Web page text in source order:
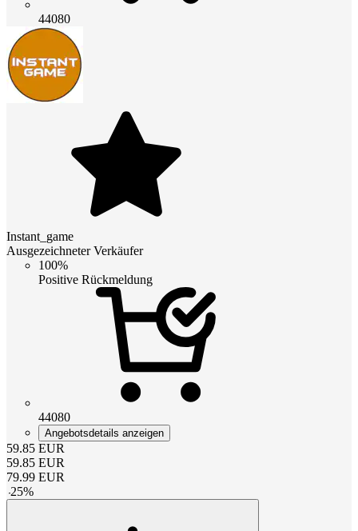
44080
Instant_game
Ausgezeichneter Verkäufer
100%
Positive Rückmeldung
44080
Angebotsdetails anzeigen
59.85 EUR
59.85 EUR
79.99 EUR
-25%